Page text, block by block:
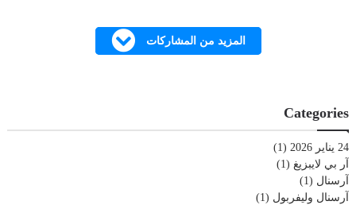
المزيد من المشاركات
Categories
24 يناير 2026
(1)
آر بي لايبزيغ (1)
آرسنال (1)
آرسنال وليفربول (1)